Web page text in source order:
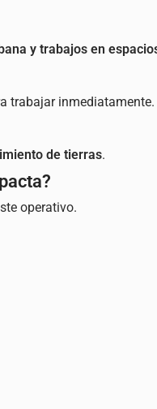
y trabajos en
trabajar inmediatamente.
de tierras.
operativo.